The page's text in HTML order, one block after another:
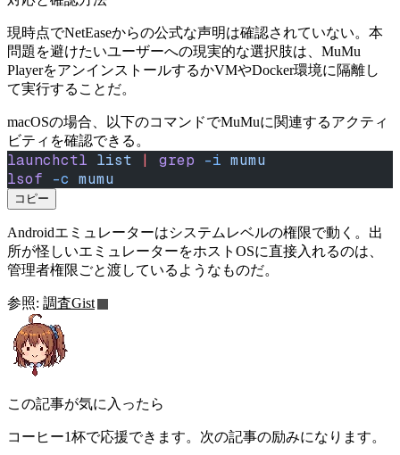
現時点でNetEaseからの公式な声明は確認されていない。本
問題を避けたいユーザーへの現実的な選択肢は、MuMu
PlayerをアンインストールするかVMやDocker環境に隔離し
て実行することだ。
macOSの場合、以下のコマンドでMuMuに関連するアクティ
ビティを確認できる。
launchctl list | grep -i mumu
lsof -c mumu
コピー
Androidエミュレーターはシステムレベルの権限で動く。出
所が怪しいエミュレーターをホストOSに直接入れるのは、
管理者権限ごと渡しているようなものだ。
参照: 調査Gist
この記事が気に入ったら
コーヒー1杯で応援できます。次の記事の励みになります。